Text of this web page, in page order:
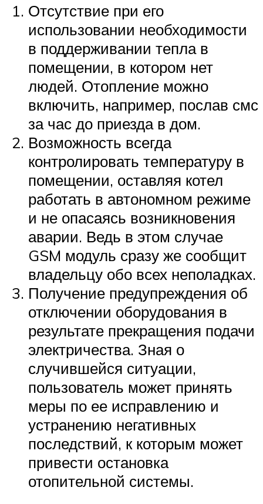
Отсутствие при его
использовании необходимости
в поддерживании тепла в
помещении, в котором нет
людей. Отопление можно
включить, например, послав смс
за час до приезда в дом.
Возможность всегда
контролировать температуру в
помещении, оставляя котел
работать в автономном режиме
и не опасаясь возникновения
аварии. Ведь в этом случае
GSM модуль сразу же сообщит
владельцу обо всех неполадках.
Получение предупреждения об
отключении оборудования в
результате прекращения подачи
электричества. Зная о
случившейся ситуации,
пользователь может принять
меры по ее исправлению и
устранению негативных
последствий, к которым может
привести остановка
отопительной системы.